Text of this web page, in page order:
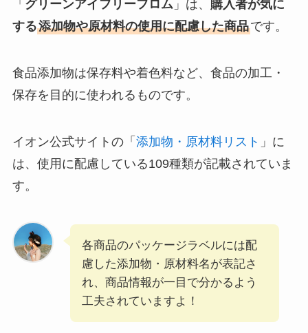
「 グリーンアイフリーフロム」は、 購入者が気に
する添加物や原材料の使用に配慮した商品です。
食品添加物は保存料や着色料など、食品の加工・
保存を目的に使われるものです。
イオン公式サイトの「 添加物・原材料リスト 」に
は、使用に配慮している109種類が記載されていま
す。
各商品のパッケージラベルには配
慮した添加物・原材料名が表記さ
れ、商品情報が一目で分かるよう
工夫されていますよ！